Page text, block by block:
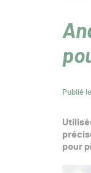
Publié
pour